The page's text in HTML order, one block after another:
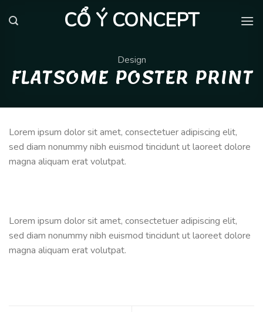
CỔ Ý CONCEPT
Design
FLATSOME POSTER PRINT
Lorem ipsum dolor sit amet, consectetuer adipiscing elit,
sed diam nonummy nibh euismod tincidunt ut laoreet dolore
magna aliquam erat volutpat.
Lorem ipsum dolor sit amet, consectetuer adipiscing elit,
sed diam nonummy nibh euismod tincidunt ut laoreet dolore
magna aliquam erat volutpat.